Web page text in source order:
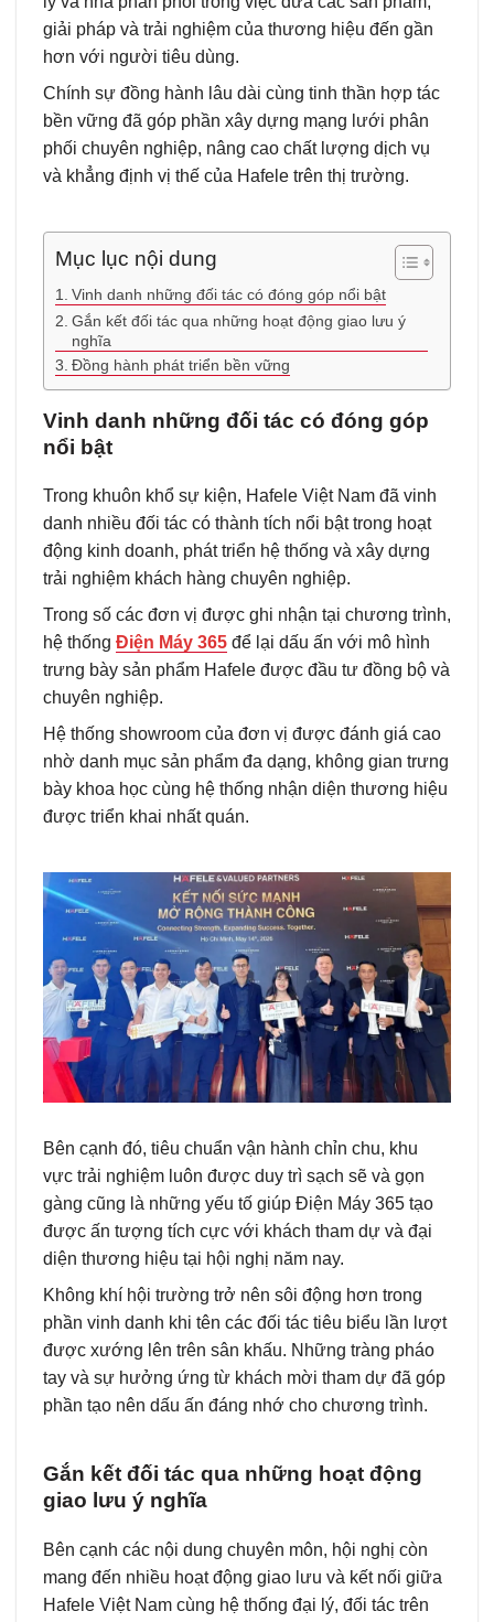
giải pháp và trải nghiệm của thương hiệu đến gần
hơn với người tiêu dùng.
Chính sự đồng hành lâu dài cùng tinh thần hợp tác
bền vững đã góp phần xây dựng mạng lưới phân
phối chuyên nghiệp, nâng cao chất lượng dịch vụ
và khẳng định vị thế của Hafele trên thị trường.
Mục lục nội dung
Vinh danh những đối tác có đóng góp nổi bật
Gắn kết đối tác qua những hoạt động giao lưu ý
nghĩa
Đồng hành phát triển bền vững
Vinh danh những đối tác có đóng góp
nổi bật
Trong khuôn khổ sự kiện, Hafele Việt Nam đã vinh
danh nhiều đối tác có thành tích nổi bật trong hoạt
động kinh doanh, phát triển hệ thống và xây dựng
trải nghiệm khách hàng chuyên nghiệp.
Trong số các đơn vị được ghi nhận tại chương trình,
hệ thống Điện Máy 365 để lại dấu ấn với mô hình
trưng bày sản phẩm Hafele được đầu tư đồng bộ và
chuyên nghiệp.
Hệ thống showroom của đơn vị được đánh giá cao
nhờ danh mục sản phẩm đa dạng, không gian trưng
bày khoa học cùng hệ thống nhận diện thương hiệu
được triển khai nhất quán.
Bên cạnh đó, tiêu chuẩn vận hành chỉn chu, khu
vực trải nghiệm luôn được duy trì sạch sẽ và gọn
gàng cũng là những yếu tố giúp Điện Máy 365 tạo
được ấn tượng tích cực với khách tham dự và đại
diện thương hiệu tại hội nghị năm nay.
Không khí hội trường trở nên sôi động hơn trong
phần vinh danh khi tên các đối tác tiêu biểu lần lượt
được xướng lên trên sân khấu. Những tràng pháo
tay và sự hưởng ứng từ khách mời tham dự đã góp
phần tạo nên dấu ấn đáng nhớ cho chương trình.
Gắn kết đối tác qua những hoạt động
giao lưu ý nghĩa
Bên cạnh các nội dung chuyên môn, hội nghị còn
mang đến nhiều hoạt động giao lưu và kết nối giữa
Hafele Việt Nam cùng hệ thống đại lý, đối tác trên